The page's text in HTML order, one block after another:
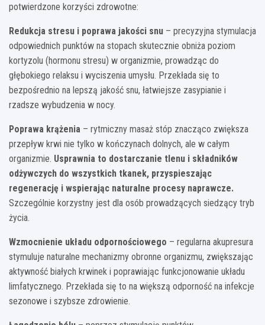
potwierdzone korzyści zdrowotne:
Redukcja stresu i poprawa jakości snu – precyzyjna stymulacja
odpowiednich punktów na stopach skutecznie obniża poziom
kortyzolu (hormonu stresu) w organizmie, prowadząc do
głębokiego relaksu i wyciszenia umysłu. Przekłada się to
bezpośrednio na lepszą jakość snu, łatwiejsze zasypianie i
rzadsze wybudzenia w nocy.
Poprawa krążenia – rytmiczny masaż stóp znacząco zwiększa
przepływ krwi nie tylko w kończynach dolnych, ale w całym
organizmie. Usprawnia to dostarczanie tlenu i składników
odżywczych do wszystkich tkanek, przyspieszając
regenerację i wspierając naturalne procesy naprawcze.
Szczególnie korzystny jest dla osób prowadzących siedzący tryb
życia.
Wzmocnienie układu odpornościowego – regularna akupresura
stymuluje naturalne mechanizmy obronne organizmu, zwiększając
aktywność białych krwinek i poprawiając funkcjonowanie układu
limfatycznego. Przekłada się to na większą odporność na infekcje
sezonowe i szybsze zdrowienie.